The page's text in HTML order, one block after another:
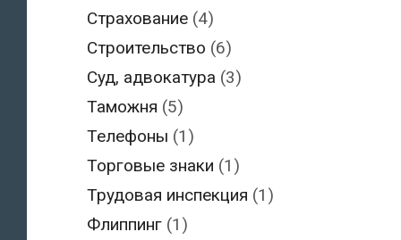
Страхование (4)
Строительство (6)
Суд, адвокатура (3)
Таможня (5)
Телефоны (1)
Торговые знаки (1)
Трудовая инспекция (1)
Флиппинг (1)